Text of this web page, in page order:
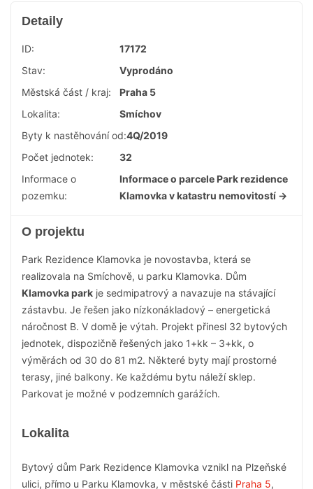
Detaily
ID:
17172
Stav:
Vyprodáno
Městská část / kraj:
Praha 5
Lokalita:
Smíchov
Byty k nastěhování od:4Q/2019
Počet jednotek:
32
Informace o
pozemku:
Informace o parcele Park rezidence
Klamovka v katastru nemovitostí →
O projektu
Park Rezidence Klamovka je novostavba, která se
realizovala na Smíchově, u parku Klamovka. Dům
Klamovka park je sedmipatrový a navazuje na stávající
zástavbu. Je řešen jako nízkonákladový – energetická
náročnost B. V domě je výtah. Projekt přinesl 32 bytových
jednotek, dispozičně řešených jako 1+kk – 3+kk, o
výměrách od 30 do 81 m2. Některé byty mají prostorné
terasy, jiné balkony. Ke každému bytu náleží sklep.
Parkovat je možné v podzemních garážích.
Lokalita
Bytový dům Park Rezidence Klamovka vznikl na Plzeňské
ulici, přímo u Parku Klamovka, v městské části Praha 5,